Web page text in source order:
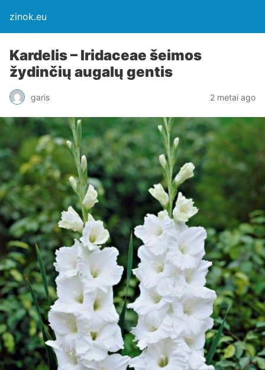
zinok.eu
Kardelis – Iridaceae šeimos
žydinčių augalų gentis
garis 2 metai ago